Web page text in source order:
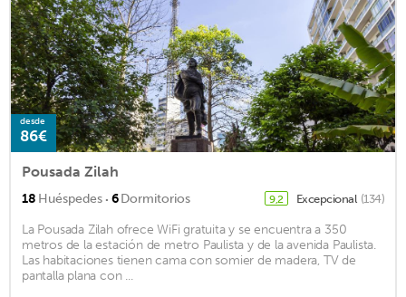
desde
86€
Pousada Zilah
18 Huéspedes · 6Dormitorios 9,2 Excepcional (134)
La Pousada Zilah ofrece WiFi gratuita y se encuentra a 350
metros de la estación de metro Paulista y de la avenida Paulista.
Las habitaciones tienen cama con somier de madera, TV de
pantalla plana con ...